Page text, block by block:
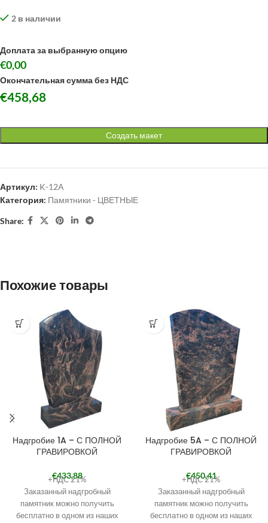
2 в наличии
Доплата за выбранную опцию
€0,00
Окончательная сумма без НДС
€458,68
Создать макет
Артикул: K-12A
Категория: Памятники - ЦВЕТНЫЕ
Share:
Похожие товары
Надгробие 1A – С ПОЛНОЙ
ГРАВИРОВКОЙ
€433,88
+НДС 21%
Заказанный надгробный
памятник можно получить
бесплатно в одном из наших
Надгробие 5A – С ПОЛНОЙ
ГРАВИРОВКОЙ
€450,41
+НДС 21%
Заказанный надгробный
памятник можно получить
бесплатно в одном из наших